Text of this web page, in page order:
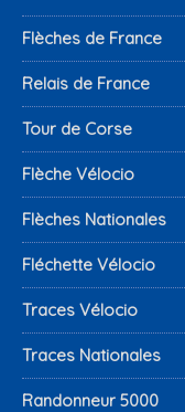
Flèches de France
Relais de France
Tour de Corse
Flèche Vélocio
Flèches Nationales
Fléchette Vélocio
Traces Vélocio
Traces Nationales
Randonneur 5000